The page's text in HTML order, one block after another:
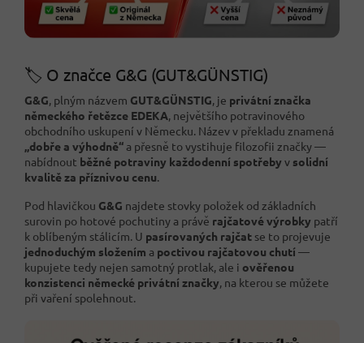
🏷️ O značce G&G (GUT&GÜNSTIG)
G&G, plným názvem GUT&GÜNSTIG, je privátní značka
německého řetězce EDEKA, největšího potravinového
obchodního uskupení v Německu. Název v překladu znamená
„dobře a výhodně“ a přesně to vystihuje filozofii značky —
nabídnout běžné potraviny každodenní spotřeby v solidní
kvalitě za příznivou cenu.
Pod hlavičkou G&G najdete stovky položek od základních
surovin po hotové pochutiny a právě rajčatové výrobky patří
k oblíbeným stálicím. U pasírovaných rajčat se to projevuje
jednoduchým složením a poctivou rajčatovou chutí —
kupujete tedy nejen samotný protlak, ale i ověřenou
konzistenci německé privátní značky, na kterou se můžete
při vaření spolehnout.